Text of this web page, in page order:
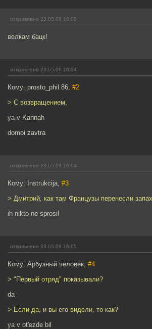
отправлено 23.05.09 16:03
велкам бацк!
отправлено 23.05.09 16:04
Кому: prosto_phil.86, #2
> С возвращением,
ya v Kannah
domoi zavtra
отправлено 23.05.09 16:04
Кому: Instrukcija, #3
> Дмитрий, как там Французы перенесли
ih nikto ne sprosil
отправлено 23.05.09 16:05
Кому: Арбузный человек, #4
> "Первый отряд" показывали?
da
> Если да, и вы его видели, то как?
ya v ot'ezde bil